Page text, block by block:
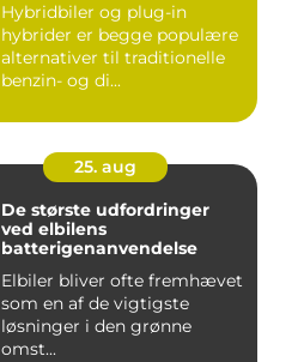
Hybridbiler og plug-in
hybrider er begge populære
alternativer til traditionelle
benzin- og di...
25. aug
De største udfordringer
ved elbilens
batterigenanvendelse
Elbiler bliver ofte fremhævet
som en af de vigtigste
løsninger i den grønne
omst...